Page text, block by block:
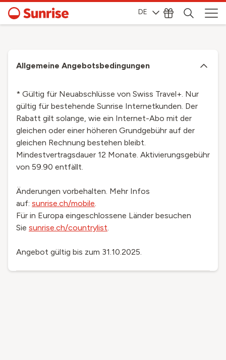
DE
Allgemeine Angebotsbedingungen
* Gültig für Neuabschlüsse von Swiss Travel+. Nur
gültig für bestehende Sunrise Internetkunden. Der
Rabatt gilt solange, wie ein Internet-Abo mit der
gleichen oder einer höheren Grundgebühr auf der
gleichen Rechnung bestehen bleibt.
Mindestvertragsdauer 12 Monate. Aktivierungsgebühr
von 59.90 entfällt.
Änderungen vorbehalten. Mehr Infos
auf: sunrise.ch/mobile.
Für in Europa eingeschlossene Länder besuchen
Sie sunrise.ch/countrylist.
Angebot gültig bis zum 31.10.2025.